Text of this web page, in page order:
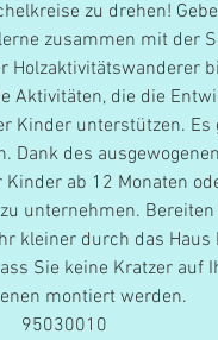
zu drehen!
zusammen mit der
Holzaktivitätswanderer
Aktivitäten, die die
Kinder unterstützen.
Dank des
ab 12 Monaten
unternehmen.
kleiner durch das
Sie keine Kratzer auf
montiert werden.
95030010